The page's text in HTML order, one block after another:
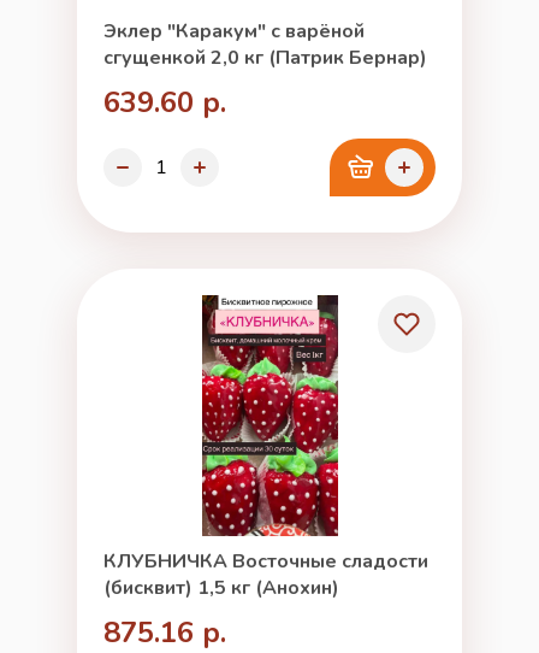
Эклер "Каракум" с варёной
сгущенкой 2,0 кг (Патрик Бернар)
639.60 р.
КЛУБНИЧКА Восточные сладости
(бисквит) 1,5 кг (Анохин)
875.16 р.